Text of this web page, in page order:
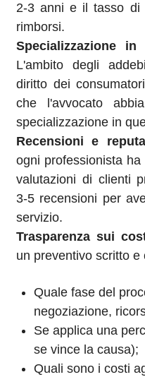
2-3 anni e il tasso di
rimborsi.
Specializzazione
L'ambito degli
diritto dei
che l'avvocato
specializzazione in
Recensioni e
ogni professionista
valutazioni di clienti
3-5 recensioni per
servizio.
Trasparenza sui
un preventivo scritto
Quale fase del
negoziazione,
Se applica una
se vince la causa);
Quali sono i costi